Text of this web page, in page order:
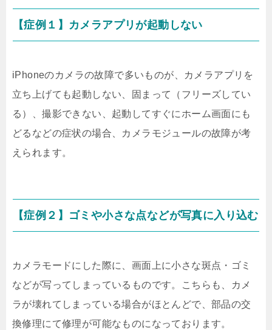
【症例１】カメラアプリが起動しない
iPhoneのカメラの故障で多いものが、カメラアプリを
立ち上げても起動しない、固まって（フリーズしてい
る）、撮影できない、起動してすぐにホーム画面にも
どるなどの症状の場合、カメラモジュールの故障が考
えられます。
【症例２】ゴミや小さな点などが写真に入り込む
カメラモードにした際に、画面上に小さな斑点・ゴミ
などが写ってしまっているものです。こちらも、カメ
ラが壊れてしまっている場合がほとんどで、部品の交
換修理にて修理が可能なものになっております。